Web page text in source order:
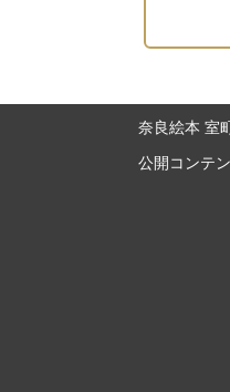
奈良絵本 室
公開コンテ